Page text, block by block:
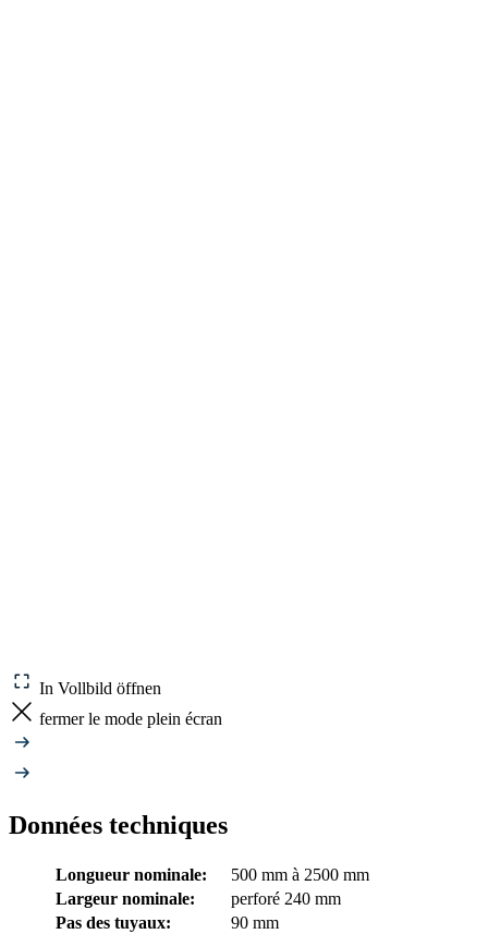
In Vollbild öffnen
fermer le mode plein écran
Données techniques
Longueur nominale:
500 mm à 2500 mm
Largeur nominale:
perforé 240 mm
Pas des tuyaux:
90 mm